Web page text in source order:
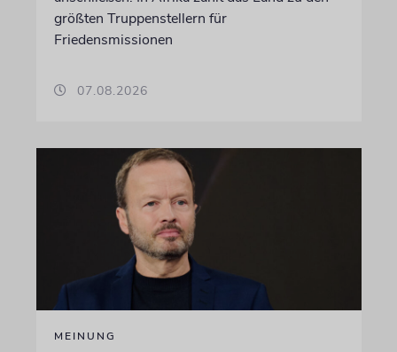
größten Truppenstellern für
Friedensmissionen
07.08.2026
MEINUNG